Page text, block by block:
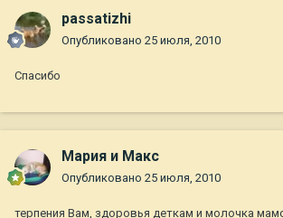
passatizhi
Опубликовано 25 июля, 2010
Спасибо
Мария и Макс
Опубликовано 25 июля, 2010
терпения Вам, здоровья деткам и молочка